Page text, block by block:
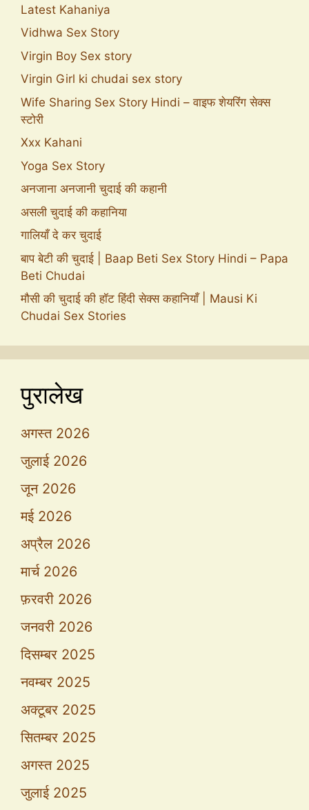
Latest Kahaniya
Vidhwa Sex Story
Virgin Boy Sex story
Virgin Girl ki chudai sex story
Wife Sharing Sex Story Hindi – वाइफ शेयरिंग सेक्स
स्टोरी
Xxx Kahani
Yoga Sex Story
अनजाना अनजानी चुदाई की कहानी
असली चुदाई की कहानिया
गालियाँ दे कर चुदाई
बाप बेटी की चुदाई | Baap Beti Sex Story Hindi – Papa
Beti Chudai
मौसी की चुदाई की हॉट हिंदी सेक्स कहानियाँ | Mausi Ki
Chudai Sex Stories
पुरालेख
अगस्त 2026
जुलाई 2026
जून 2026
मई 2026
अप्रैल 2026
मार्च 2026
फ़रवरी 2026
जनवरी 2026
दिसम्बर 2025
नवम्बर 2025
अक्टूबर 2025
सितम्बर 2025
अगस्त 2025
जुलाई 2025